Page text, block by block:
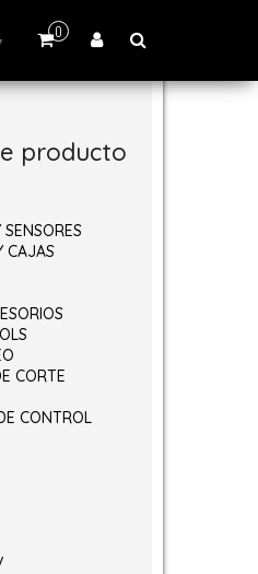
0
producto
CAJAS
CORTE
CONTROL